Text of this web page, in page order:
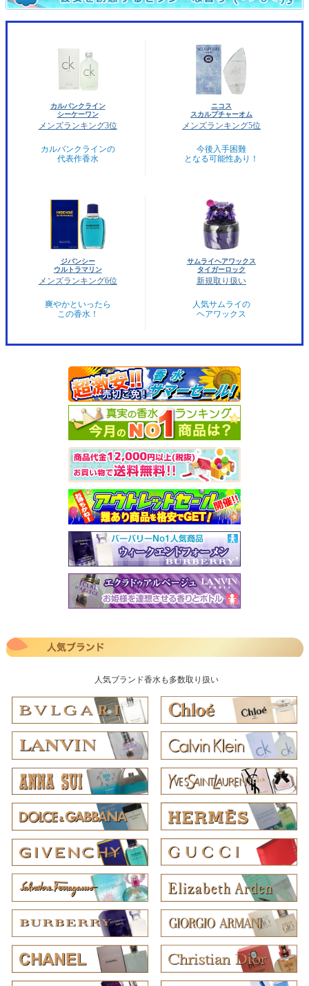
カルバンクライン
シーケーワン
メンズランキング3位
カルバンクラインの
代表作香水
ニコス
スカルプチャーオム
メンズランキング5位
今後入手困難
となる可能性あり！
ジバンシー
ウルトラマリン
メンズランキング6位
爽やかといったら
この香水！
サムライヘアワックス
タイガーロック
新規取り扱い
人気サムライの
ヘアワックス
人気ブランド香水も多数取り扱い